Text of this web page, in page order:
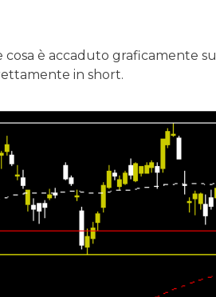
è accaduto graficamente
in short.